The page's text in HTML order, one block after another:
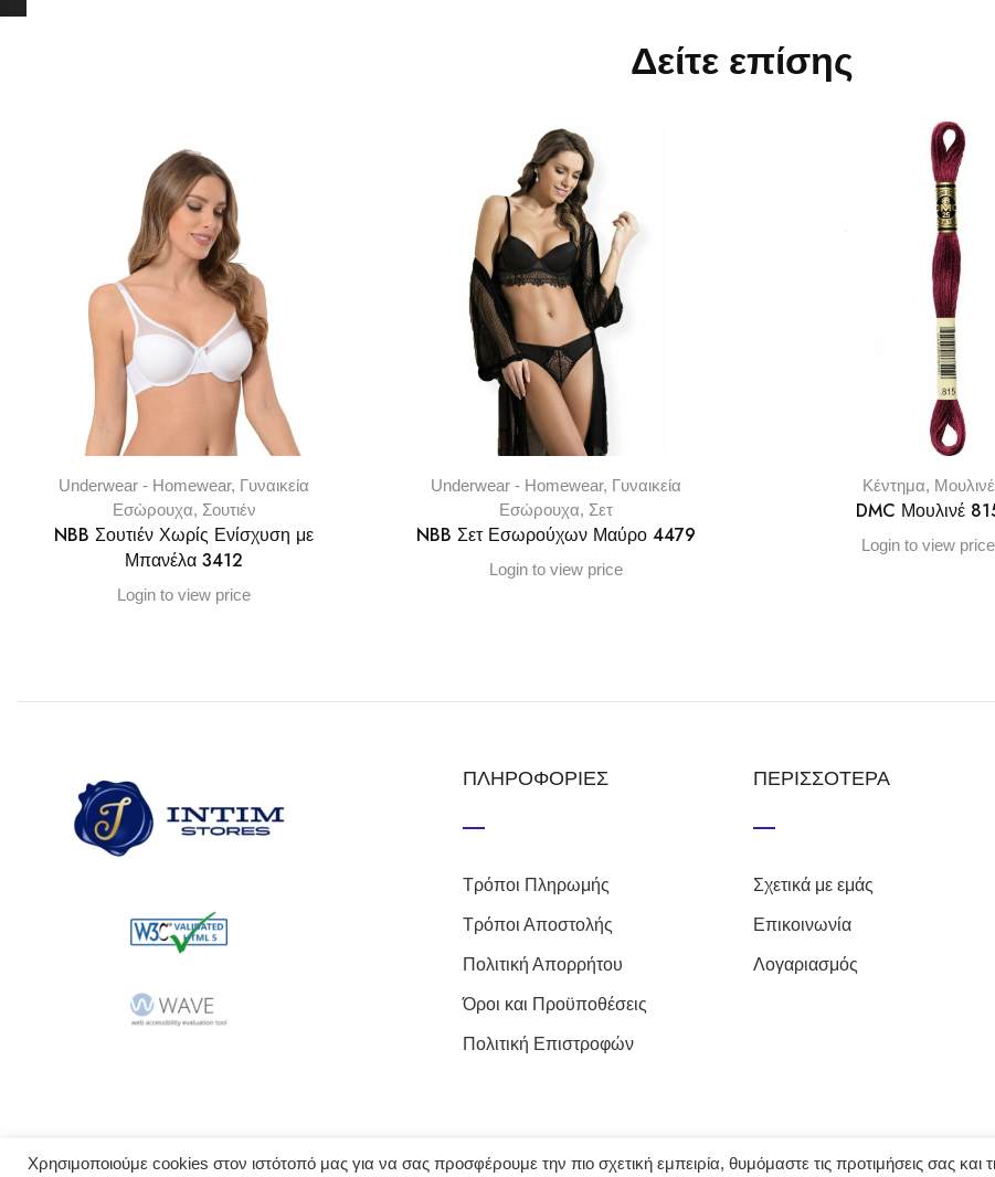
Δείτε επίσης
Underwear - Homewear, Γυναικεία
Εσώρουχα, Σουτιέν
NBB Σουτιέν Χωρίς Ενίσχυση με
Μπανέλα 3412
Login to view price
Underwear - Homewear, Γυναικεία
Εσώρουχα, Σετ
NBB Σετ Εσωρούχων Μαύρο 4479
Login to view price
Κέντημα, Μουλινέ
DMC Μουλινέ
Login to view price
ΠΛΗΡΟΦΟΡΙΕΣ
Τρόποι Πληρωμής
Τρόποι Αποστολής
Πολιτική Απορρήτου
Όροι και Προϋποθέσεις
Πολιτική Επιστροφών
ΠΕΡΙΣΣΟΤΕΡΑ
Σχετικά με εμάς
Επικοινωνία
Λογαριασμός
Χρησιμοποιούμε cookies στον ιστότοπό μας για να σας προσφέρουμε την πιο σχετική εμπειρία, θυμόμαστε τις προτιμήσεις σας και